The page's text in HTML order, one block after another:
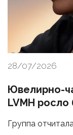
28/07/2026
Ювелирно-
LVMH
Группа